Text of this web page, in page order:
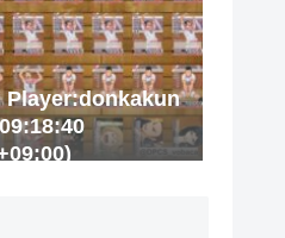
Player:donkakun